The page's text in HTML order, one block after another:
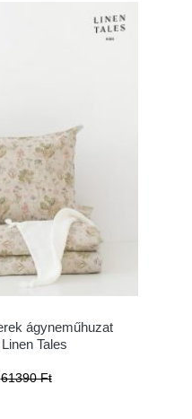
ágyneműhuzat
Tales
61390 Ft